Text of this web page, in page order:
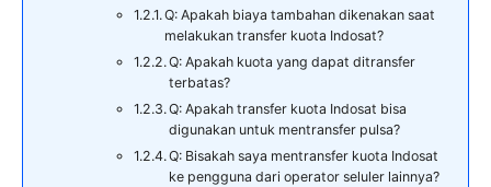
Q: Apakah biaya tambahan dikenakan saat
melakukan transfer kuota Indosat?
Q: Apakah kuota yang dapat ditransfer
terbatas?
Q: Apakah transfer kuota Indosat bisa
digunakan untuk mentransfer pulsa?
Q: Bisakah saya mentransfer kuota Indosat
ke pengguna dari operator seluler lainnya?